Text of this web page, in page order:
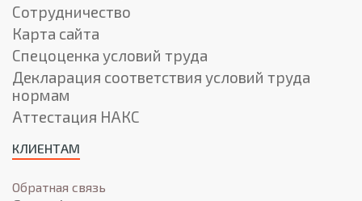
Сотрудничество
Карта сайта
Спецоценка условий труда
Декларация соответствия условий труда
нормам
Аттестация НАКС
КЛИЕНТАМ
Обратная связь